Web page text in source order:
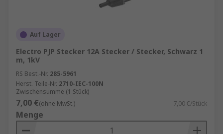
Auf Lager
Electro PJP Stecker 12A Stecker / Stecker, Schwarz 1
m, 1kV
RS Best.-Nr. 285-5961
Herst. Teile-Nr. 2710-IEC-100N
Zwischensumme (1 Stück)
7,00 €(ohne MwSt.) 7,00 €/Stück
Menge